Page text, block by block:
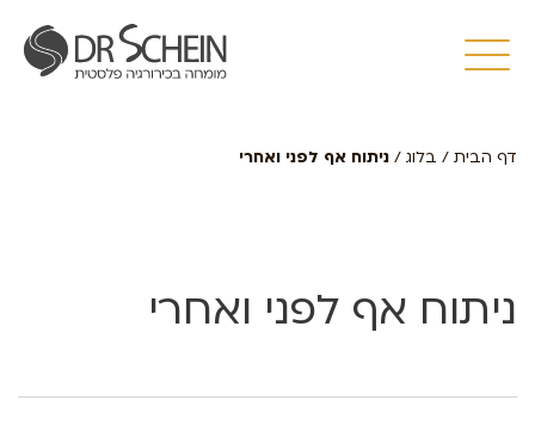
דף הבית / בלוג / ניתוח אף לפני ואחרי
ניתוח אף לפני ואחרי